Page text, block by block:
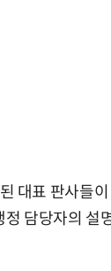
대표 판사들
담당자의